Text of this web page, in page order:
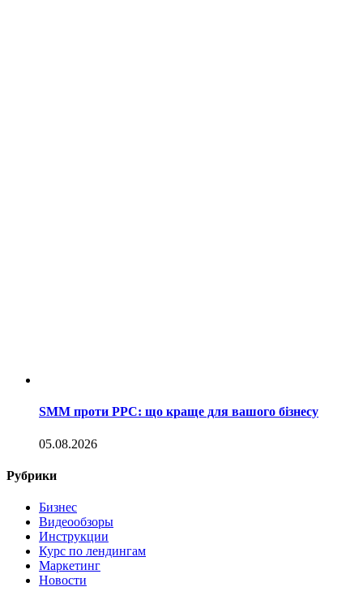
SMM проти PPC: що краще для вашого бізнесу
05.08.2026
Рубрики
Бизнес
Видеообзоры
Инструкции
Курс по лендингам
Маркетинг
Новости